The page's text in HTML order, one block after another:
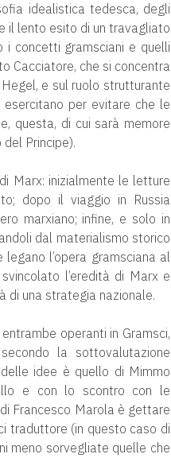
idealistica tedesca, degli
il lento esito di un travagliato
i concetti gramsciani e quelli
Cacciatore, che si concentra
e sul ruolo strutturante
per evitare che le
questa, di cui sarà memore
Principe).
Marx: inizialmente le letture
dopo il viaggio in Russia
marxiano; infine, e solo in
dal materialismo storico
l’opera gramsciana al
l’eredità di Marx e
di una strategia nazionale.
operanti in Gramsci,
la sottovalutazione
idee è quello di Mimmo
e con lo scontro con le
Francesco Marola è gettare
traduttore (in questo caso di
meno sorvegliate quelle che